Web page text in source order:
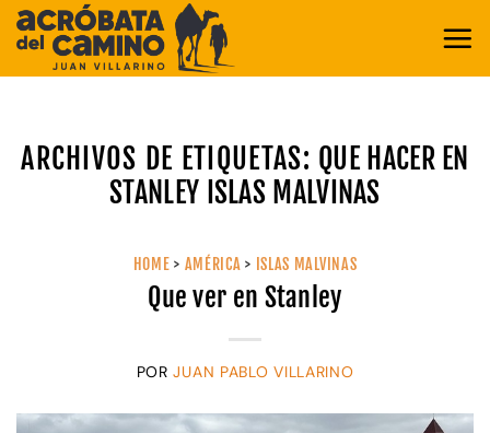
Saltar
contenido
ARCHIVOS DE ETIQUETAS: QUE HACER EN
STANLEY ISLAS MALVINAS
HOME > AMÉRICA > ISLAS MALVINAS
Que ver en Stanley
PORJUAN PABLO VILLARINO